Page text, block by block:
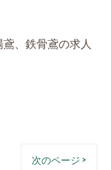
、鉄骨鳶の求人
次のページ >